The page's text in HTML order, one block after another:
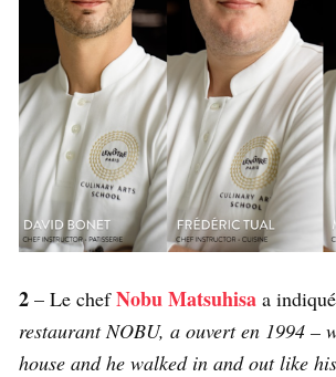
2 – Le chefNobu Matsuhisa a
restaurant NOBU, a ouvert en 1994 –
house and he walked in and out like